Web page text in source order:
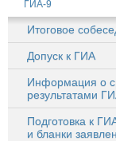
ГИА-9
Итоговое
Допуск к ГИА
Информация о
результатами
Подготовка к
и бланки